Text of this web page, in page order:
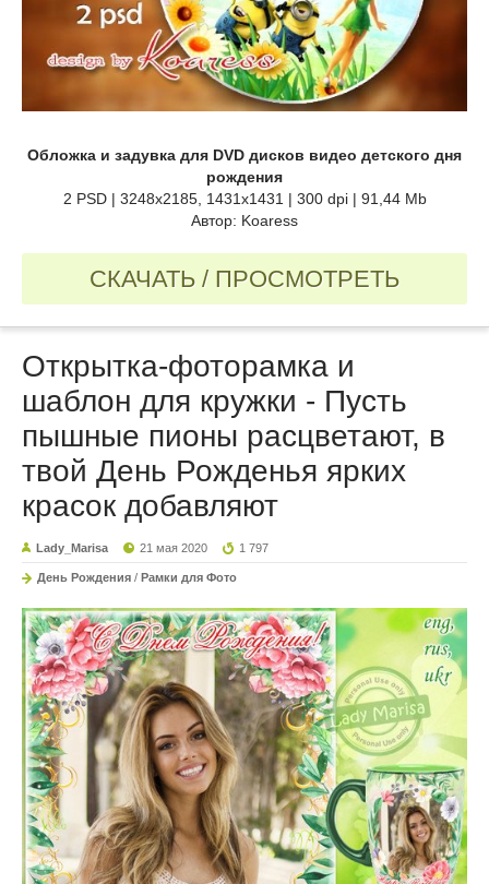
Обложка и задувка для DVD дисков видео детского дня
рождения
2 PSD | 3248x2185, 1431x1431 | 300 dpi | 91,44 Mb
Автор: Koaress
СКАЧАТЬ / ПРОСМОТРЕТЬ
Открытка-фоторамка и
шаблон для кружки - Пусть
пышные пионы расцветают, в
твой День Рожденья ярких
красок добавляют
Lady_Marisa 21 мая 2020 1 797
День Рождения / Рамки для Фото